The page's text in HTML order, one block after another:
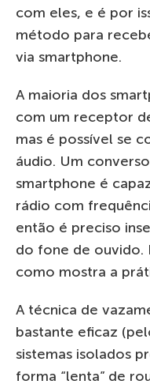
com eles, e é por
método para
via smartphone.
A maioria dos
com um receptor
mas é possível se
áudio. Um
smartphone é
rádio com
então é preciso
do fone de ouvido.
como mostra a
A técnica de
bastante eficaz
sistemas isolados
forma “lenta” de